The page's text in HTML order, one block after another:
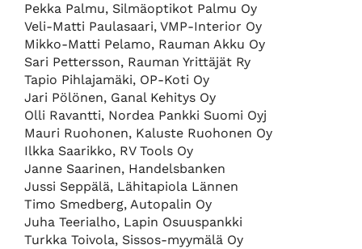
Pekka Palmu, Silmäoptikot Palmu Oy
Veli-Matti Paulasaari, VMP-Interior Oy
Mikko-Matti Pelamo, Rauman Akku Oy
Sari Pettersson, Rauman Yrittäjät Ry
Tapio Pihlajamäki, OP-Koti Oy
Jari Pölönen, Ganal Kehitys Oy
Olli Ravantti, Nordea Pankki Suomi Oyj
Mauri Ruohonen, Kaluste Ruohonen Oy
Ilkka Saarikko, RV Tools Oy
Janne Saarinen, Handelsbanken
Jussi Seppälä, Lähitapiola Lännen
Timo Smedberg, Autopalin Oy
Juha Teerialho, Lapin Osuuspankki
Turkka Toivola, Sissos-myymälä Oy